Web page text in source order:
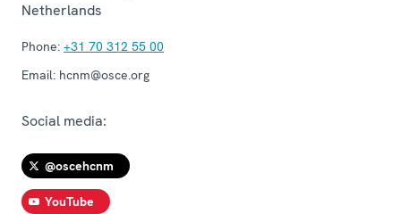
Netherlands
Phone: +31 70 312 55 00
Email: hcnm@osce.org
Social media:
@oscehcnm
YouTube